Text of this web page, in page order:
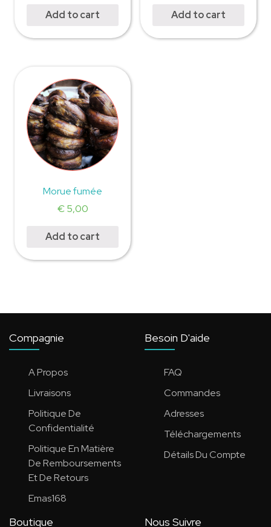
Add to cart Add to cart
Morue fumée
€5,00
Add to cart
Compagnie
A Propos
Livraisons
Politique De
Confidentialité
Politique En Matière
De Remboursements
Et De Retours
Emas168
Besoin D'aide
FAQ
Commandes
Adresses
Téléchargements
Détails Du Compte
Boutique Nous Suivre